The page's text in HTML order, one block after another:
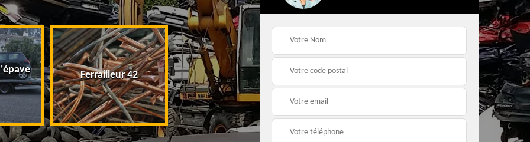
Ferrailleur 42
Débarras de maison et
appartement 42
Débarras de grenier et
Démolition véhicule
42